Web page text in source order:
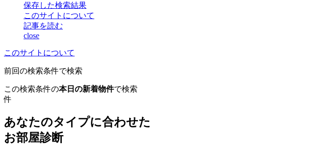
保存した検索結果
このサイトについて
記事を読む
close
このサイトについて
前回の検索条件で検索
この検索条件の本日の新着物件で検索
件
あなたのタイプに合わせた
お部屋診断